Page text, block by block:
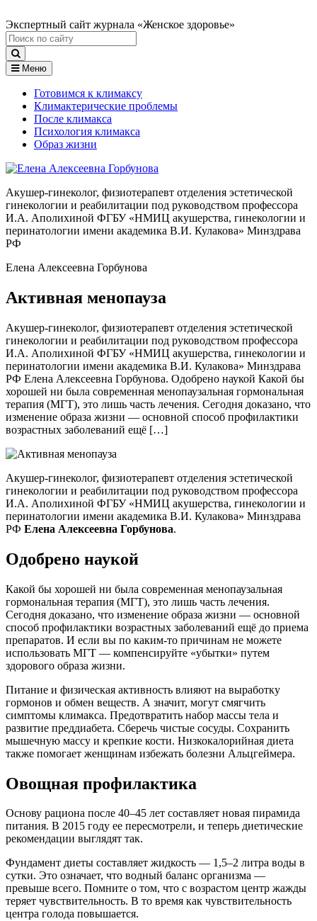
Экспертный сайт журнала «Женское здоровье»
Меню
Готовимся к климаксу
Климактерические проблемы
После климакса
Психология климакса
Образ жизни
Акушер-гинеколог, физиотерапевт отделения эстетической
гинекологии и реабилитации под руководством профессора
И.А. Аполихиной ФГБУ «НМИЦ акушерства, гинекологии и
перинатологии имени академика В.И. Кулакова» Минздрава
РФ
Елена Алексеевна Горбунова
Активная менопауза
Акушер-гинеколог, физиотерапевт отделения эстетической
гинекологии и реабилитации под руководством профессора
И.А. Аполихиной ФГБУ «НМИЦ акушерства, гинекологии и
перинатологии имени академика В.И. Кулакова» Минздрава
РФ Елена Алексеевна Горбунова. Одобрено наукой Какой бы
хорошей ни была современная менопаузальная гормональная
терапия (МГТ), это лишь часть лечения. Сегодня доказано, что
изменение образа жизни — основной способ профилактики
возрастных заболеваний ещё […]
Акушер-гинеколог, физиотерапевт отделения эстетической
гинекологии и реабилитации под руководством профессора
И.А. Аполихиной ФГБУ «НМИЦ акушерства, гинекологии и
перинатологии имени академика В.И. Кулакова» Минздрава
РФ Елена Алексеевна Горбунова.
Одобрено наукой
Какой бы хорошей ни была современная менопаузальная
гормональная терапия (МГТ), это лишь часть лечения.
Сегодня доказано, что изменение образа жизни — основной
способ профилактики возрастных заболеваний ещё до приема
препаратов. И если вы по каким-то причинам не можете
использовать МГТ — компенсируйте «убытки» путем
здорового образа жизни.
Питание и физическая активность влияют на выработку
гормонов и обмен веществ. А значит, могут смягчить
симптомы климакса. Предотвратить набор массы тела и
развитие преддиабета. Сберечь чистые сосуды. Сохранить
мышечную массу и крепкие кости. Низкокалорийная диета
также помогает женщинам избежать болезни Альцгеймера.
Овощная профилактика
Основу рациона после 40–45 лет составляет новая пирамида
питания. В 2015 году ее пересмотрели, и теперь диетические
рекомендации выглядят так.
Фундамент диеты составляет жидкость — 1,5–2 литра воды в
сутки. Это означает, что водный баланс организма —
превыше всего. Помните о том, что с возрастом центр жажды
теряет чувствительность. В то время как чувствительность
центра голода повышается.